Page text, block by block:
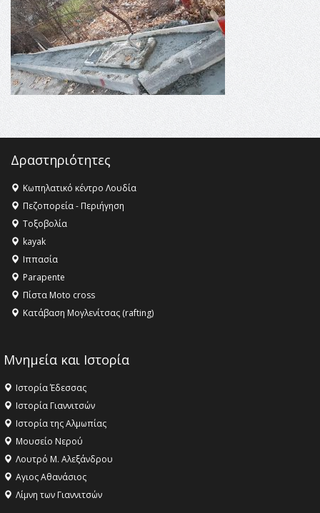
16:35 -Το πρόγραμμα του ΠΑΟΚ στον δεύτερο γύρο του
Champions League!
16:27 -Όλυμπος: Εντάχθηκε στον Κατάλογο Παγκόσμιας
Κληρονομιάς της UNESCO – Ομόφωνη η απόφαση Ο
Όλυμπος αναγνωρίστηκε ως φυσικό και πολιτιστικό
αγαθό εξέχουσας οικουμενικής αξίας για την
ανθρωπότητα
16:18 - ΕΝΟΡΙΑΚΕΣ ΚΑΛΟΚΑΙΡΙΝΕΣ ΔΡΑΣΕΙΣ ΓΙΑ ΠΑΙΔΙΑ
ΣΤΗΝ ΕΔΕΣΣΑ
Δραστηριότητες
Κωπηλατικό κέντρο Λουδία
Πεζοπορεία - Περιήγηση
Τοξοβολία
kayak
Ιππασία
Parapente
Πίστα Moto cross
Κατάβαση Μογλενίτσας (rafting)
Μνημεία και Ιστορία
Ιστορία Έδεσσας
Ιστορία Γιαννιτσών
Ιστορία της Αλμωπίας
Μουσείο Νερού
Λουτρό Μ. Αλεξάνδρου
Αγιος Αθανάσιος
Λίμνη των Γιαννιτσών